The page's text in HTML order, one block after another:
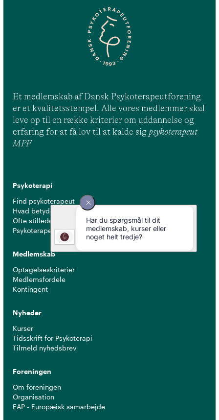
Et medlemskab af Dansk Psykoterapeutforening
er et kvalitetsstempel. Alle vores medlemmer skal
leve op til en række kriterier om uddannelse og
erfaring for at få lov til at kalde sig psykoterapeut
MPF
Psykoterapi
Find psykoterapeut
Hvad betyder titlen 'psykoterapeut MPF' ?
Ofte stillede spørgsmål
Psykoterapeuter nær dig
Medlemskab
Optagelseskriterier
Medlemsfordele
Kontingent
Nyheder
Kurser
Tidsskrift for Psykoterapi
Tilmeld nyhedsbrev
Foreningen
Om foreningen
Organisation
EAP - Europæisk samarbejde